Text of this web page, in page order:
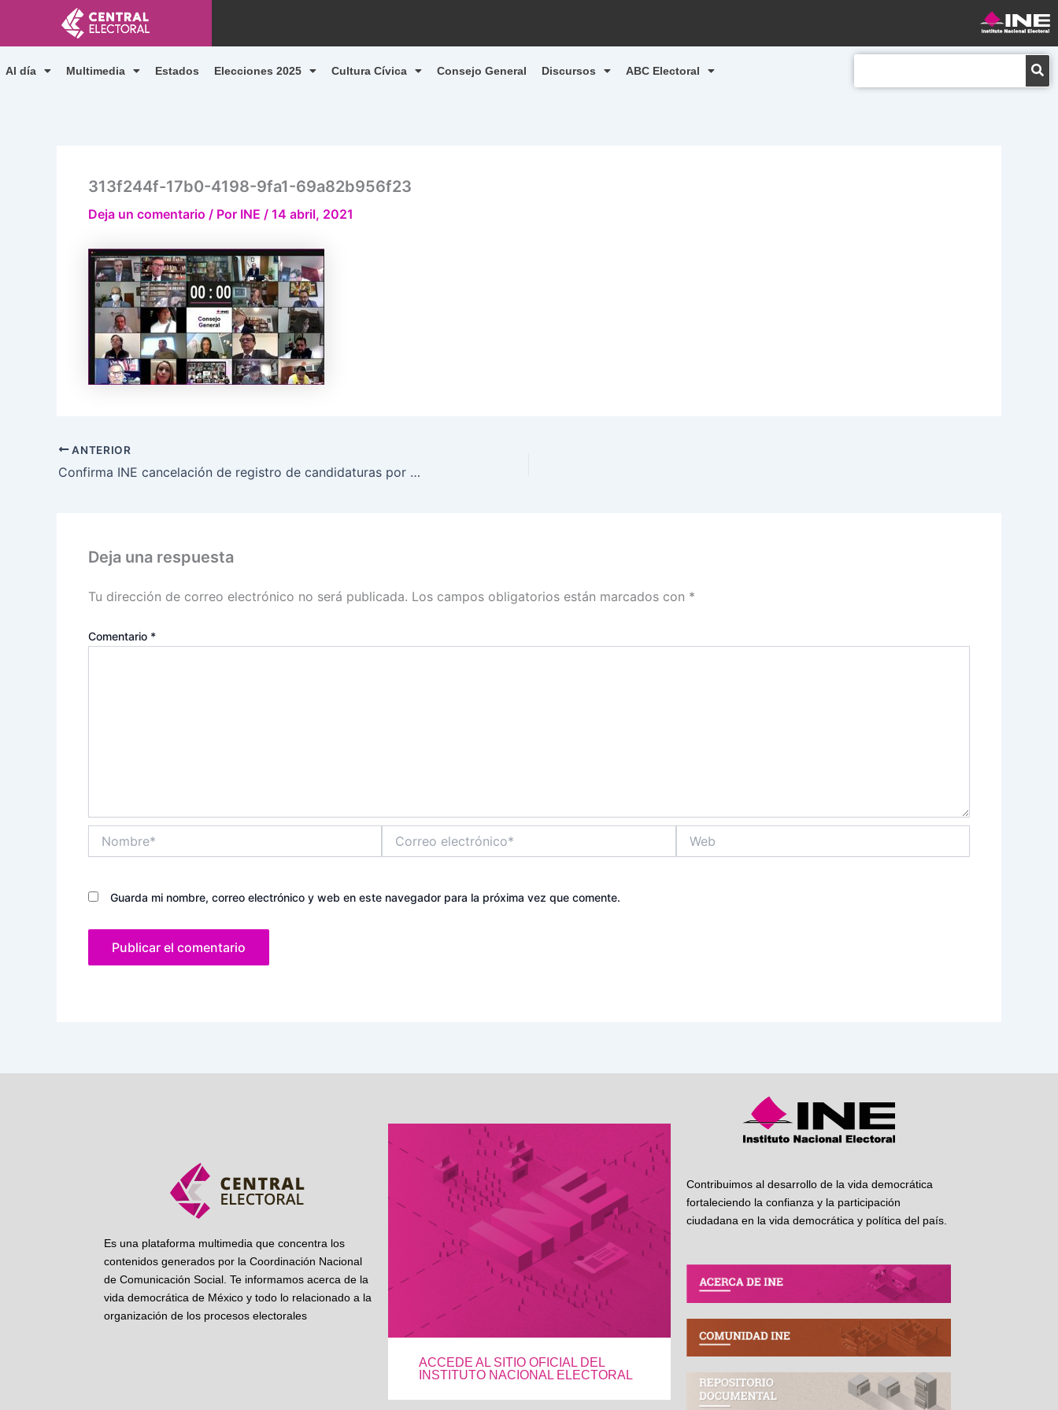
contenido
Al día Multimedia Estados Elecciones 2025 Cultura Cívica Consejo General Discursos ABC Electoral
313f244f-17b0-4198-9fa1-69a82b956f23
Deja un comentario / Por INE / 14 abril, 2021
ANTERIOR
Confirma INE cancelación de registro de candidaturas por omisiones en materia de fiscalización
Deja una respuesta
Tu dirección de correo electrónico no será publicada. Los campos obligatorios están marcados con *
Comentario *
electrónico*
Guarda mi nombre, correo electrónico y web en este navegador para la próxima vez que comente.
Es una plataforma multimedia que concentra los
contenidos generados por la Coordinación Nacional
de Comunicación Social. Te informamos acerca de la
vida democrática de México y todo lo relacionado a la
organización de los procesos electorales
ACCEDE AL SITIO OFICIAL DEL
INSTITUTO NACIONAL ELECTORAL
Contribuimos al desarrollo de la vida democrática
fortaleciendo la confianza y la participación
ciudadana en la vida democrática y política del país.